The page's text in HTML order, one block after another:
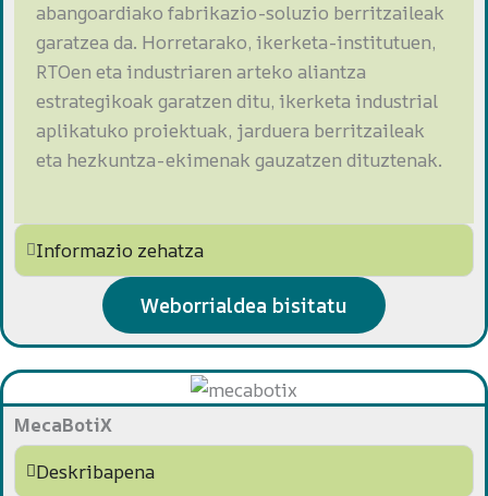
abangoardiako fabrikazio-soluzio berritzaileak
garatzea da. Horretarako, ikerketa-institutuen,
RTOen eta industriaren arteko aliantza
estrategikoak garatzen ditu, ikerketa industrial
aplikatuko proiektuak, jarduera berritzaileak
eta hezkuntza-ekimenak gauzatzen dituztenak.
Informazio zehatza
Weborrialdea bisitatu
MecaBotiX
Deskribapena